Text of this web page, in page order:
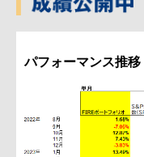
ついて、私の考え
したいと思います。
フィデリティ投信
マネジャーを見ま
ドマネジャーであ
であれ、成績のい
いる特徴は長期投
パフォーマンス推移